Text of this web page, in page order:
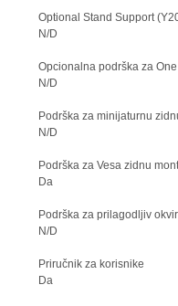
Optional Stand Support
N/D
Opcionalna podrška za
N/D
Podrška za minijaturnu
N/D
Podrška za Vesa zidnu
Da
Podrška za prilagodljiv okvir
N/D
Priručnik za korisnike
Da